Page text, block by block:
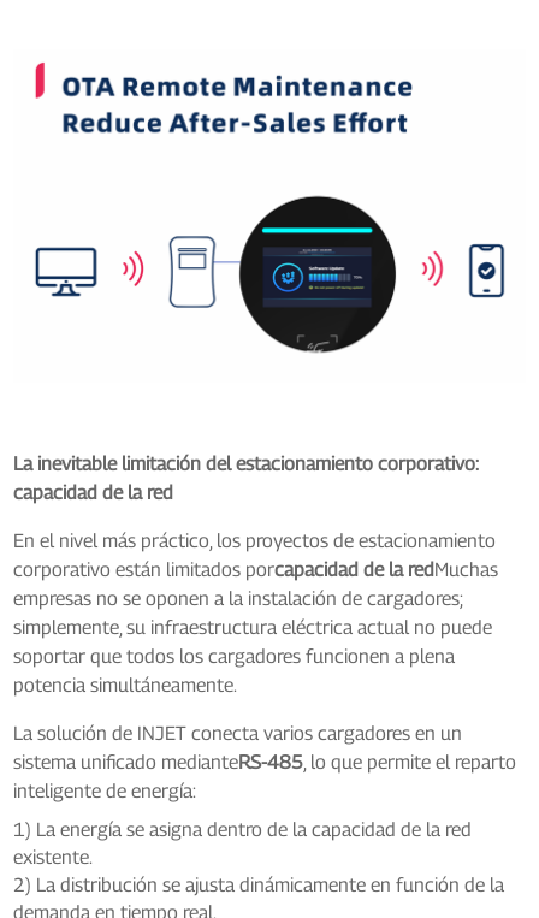
La inevitable limitación del estacionamiento corporativo:
capacidad de la red
En el nivel más práctico, los proyectos de estacionamiento
corporativo están limitados porcapacidad de la redMuchas
empresas no se oponen a la instalación de cargadores;
simplemente, su infraestructura eléctrica actual no puede
soportar que todos los cargadores funcionen a plena
potencia simultáneamente.
La solución de INJET conecta varios cargadores en un
sistema unificado medianteRS-485 , lo que permite el reparto
inteligente de energía:
1) La energía se asigna dentro de la capacidad de la red
existente.
2) La distribución se ajusta dinámicamente en función de la
demanda en tiempo real.